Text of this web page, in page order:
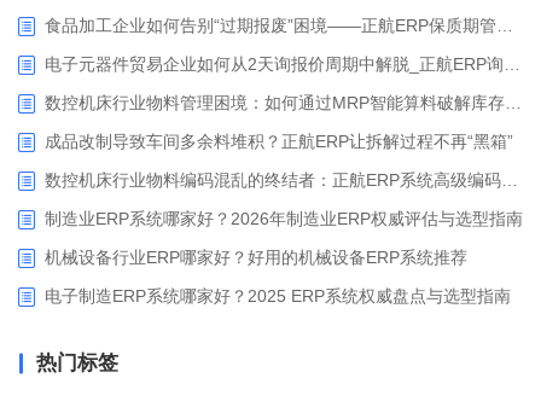
成品改制导致车间多余料堆积？正航ERP让拆解过程不再“黑箱”
制造业ERP系统哪家好？2026年制造业ERP权威评估与选型指南
机械设备行业ERP哪家好？好用的机械设备ERP系统推荐
电子制造ERP系统哪家好？2025 ERP系统权威盘点与选型指南
热门标签